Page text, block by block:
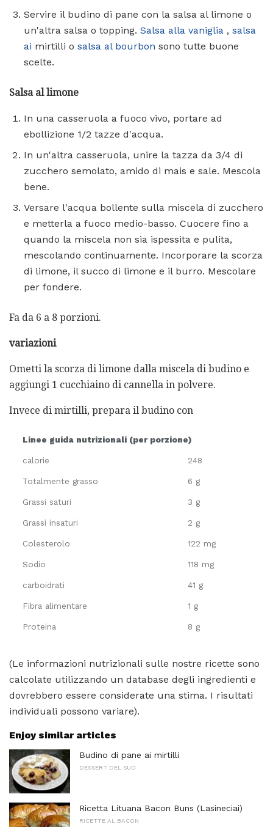
Servire il budino di pane con la salsa al limone o
un'altra salsa o topping. Salsa alla vaniglia , salsa
ai mirtilli o salsa al bourbon sono tutte buone
scelte.
Salsa al limone
In una casseruola a fuoco vivo, portare ad
ebollizione 1/2 tazze d'acqua.
In un'altra casseruola, unire la tazza da 3/4 di
zucchero semolato, amido di mais e sale. Mescola
bene.
Versare l'acqua bollente sulla miscela di zucchero
e metterla a fuoco medio-basso. Cuocere fino a
quando la miscela non sia ispessita e pulita,
mescolando continuamente. Incorporare la scorza
di limone, il succo di limone e il burro. Mescolare
per fondere.
Fa da 6 a 8 porzioni.
variazioni
Ometti la scorza di limone dalla miscela di budino e
aggiungi 1 cucchiaino di cannella in polvere.
Invece di mirtilli, prepara il budino con
Linee guida nutrizionali (per porzione)
calorie 248
Totalmente grasso 6 g
Grassi saturi 3 g
Grassi insaturi 2 g
Colesterolo 122 mg
Sodio 118 mg
carboidrati 41 g
Fibra alimentare 1 g
Proteina 8 g
(Le informazioni nutrizionali sulle nostre ricette sono
calcolate utilizzando un database degli ingredienti e
dovrebbero essere considerate una stima. I risultati
individuali possono variare).
Enjoy similar articles
Budino di pane ai mirtilli
DESSERT DEL SUD
Ricetta Lituana Bacon Buns (Lasineciai)
RICETTE AL BACON